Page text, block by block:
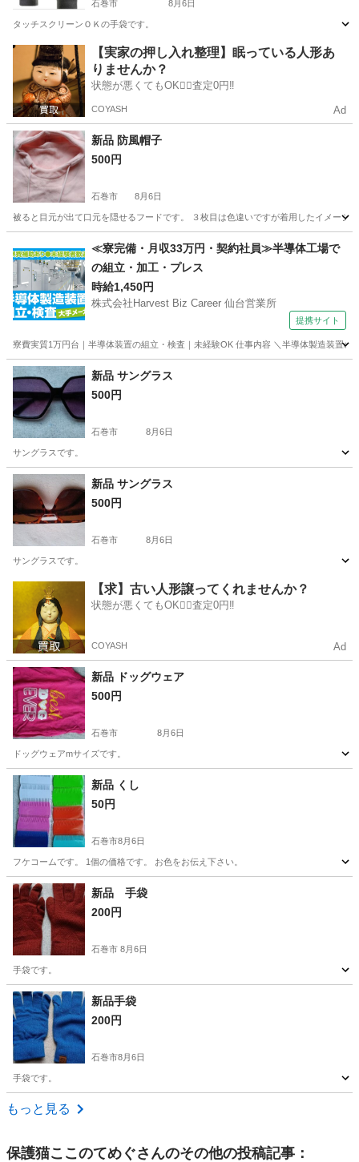
石巻市 8月6日
タッチスクリーンＯＫの手袋です。
宮城 石巻市 小物 新品
【実家の押し入れ整理】眠っている人形あ
りませんか？
状態が悪くてもOK🙆‍♀️査定0円‼️
COYASH Ad
新品 防風帽子
500円
石巻市 8月6日
被ると目元が出て口元を隠せるフードです。 ３枚目は色違いですが着用したイメージ
小物 防風
≪寮完備・月収33万円・契約社員≫半導体工場で
の組立・加工・プレス
時給1,450円
株式会社Harvest Biz Career 仙台営業所
提携サイト
寮費実質1万円台｜半導体装置の組立・検査｜未経験OK 仕事内容 ＼半導体製造装置
宮城 その他
新品 サングラス
500円
石巻市 8月6日
サングラスです。
宮城 石巻市 小物 新品
新品 サングラス
500円
石巻市 8月6日
サングラスです。
小物 新品
【求】古い人形譲ってくれませんか？
状態が悪くてもOK🙆‍♀️査定0円‼️
COYASH Ad
新品 ドッグウェア
500円
石巻市 8月6日
ドッグウェアmサイズです。
宮城 石巻市 その他
新品 くし
50円
石巻市8月6日
フケコームです。 1個の価格です。 お色をお伝え下さい。
宮城 石巻市 小物 くし
新品 手袋
200円
石巻市 8月6日
手袋です。
宮城 石巻市 小物
新品手袋
200円
石巻市8月6日
手袋です。
宮城 石巻市
もっと見る
保護猫ここのてめぐさんのその他の投稿記事：